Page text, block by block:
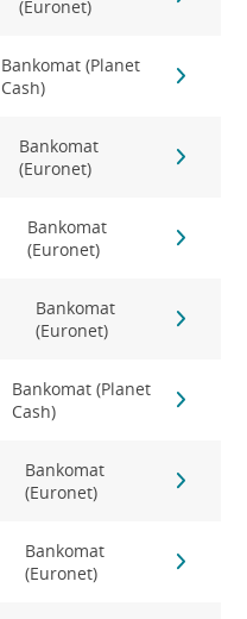
(Euronet)
Bankomat (Planet
Cash)
Bankomat
(Euronet)
Bankomat
(Euronet)
Bankomat
(Euronet)
Bankomat (Planet
Cash)
Bankomat
(Euronet)
Bankomat
(Euronet)